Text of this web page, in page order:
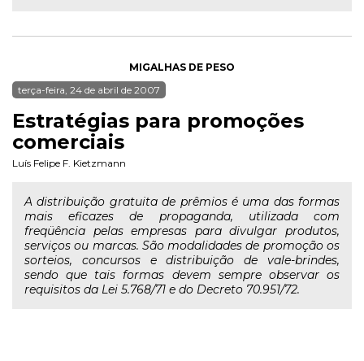
MIGALHAS DE PESO
terça-feira, 24 de abril de 2007
Estratégias para promoções
comerciais
Luís Felipe F. Kietzmann
A distribuição gratuita de prêmios é uma das formas
mais eficazes de propaganda, utilizada com
freqüência pelas empresas para divulgar produtos,
serviços ou marcas. São modalidades de promoção os
sorteios, concursos e distribuição de vale-brindes,
sendo que tais formas devem sempre observar os
requisitos da Lei 5.768/71 e do Decreto 70.951/72.